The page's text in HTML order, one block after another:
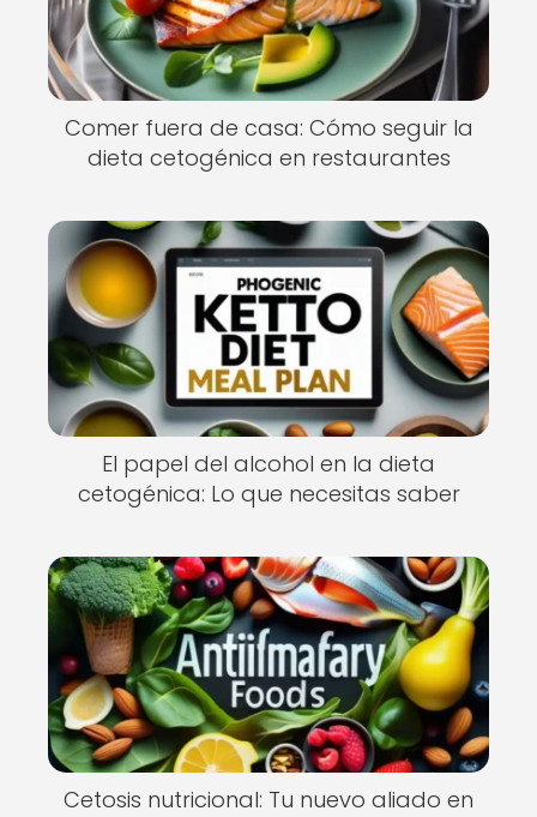
Comer fuera de casa: Cómo seguir la
dieta cetogénica en restaurantes
El papel del alcohol en la dieta
cetogénica: Lo que necesitas saber
Cetosis nutricional: Tu nuevo aliado en